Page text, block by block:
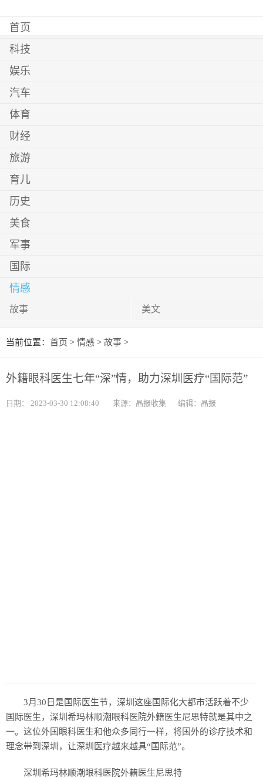
首页
科技
娱乐
汽车
体育
财经
旅游
育儿
历史
美食
军事
国际
情感
故事 美文
当前位置： 首页 > 情感 > 故事 >
外籍眼科医生七年“深”情，助力深圳医疗“国际范”
日期： 2023-03-30 12:08:40 来源：晶报收集 编辑：晶报
3月30日是国际医生节，深圳这座国际化大都市活跃着不少
国际医生，深圳希玛林顺潮眼科医院外籍医生尼思特就是其中之
一。这位外国眼科医生和他众多同行一样，将国外的诊疗技术和
理念带到深圳，让深圳医疗越来越具“国际范”。
深圳希玛林顺潮眼科医院外籍医生尼思特